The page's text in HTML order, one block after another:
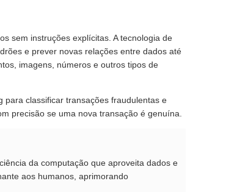
sem instruções explícitas. A tecnologia de
e prever novas relações entre dados até
imagens, números e outros tipos de
para classificar transações fraudulentas e
precisão se uma nova transação é genuína.
da computação que aproveita dados e
aos humanos, aprimorando